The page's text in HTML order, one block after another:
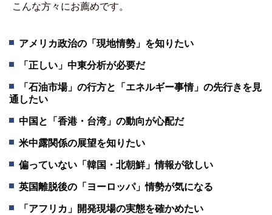
こんな方々にお薦めです。
アメリカ政治の「現地情勢」を知りたい
「正しい」中東分析が必要だ
「石油市場」の行方と「エネルギー事情」の先行きを見
通したい
中国と「香港・台湾」の動向が心配だ
米中露関係の展望を知りたい
偏っていない「韓国・北朝鮮」情報が欲しい
英国離脱後の「ヨーロッパ」情勢が気になる
「アフリカ」開発現場の実態を確かめたい